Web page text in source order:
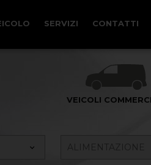
SERVIZI CONTATTI
VEICOLI